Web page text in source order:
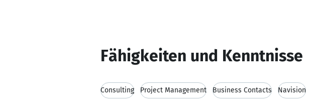
Fähigkeiten und Kenntnisse
Consulting Project Management Business Contacts Navision